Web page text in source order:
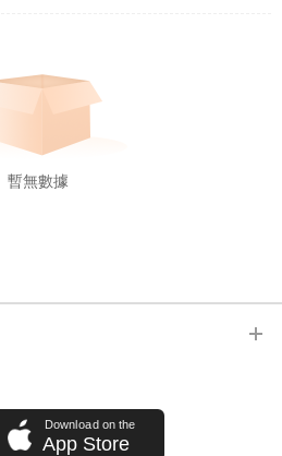
暫無數據
Download on the
App Store